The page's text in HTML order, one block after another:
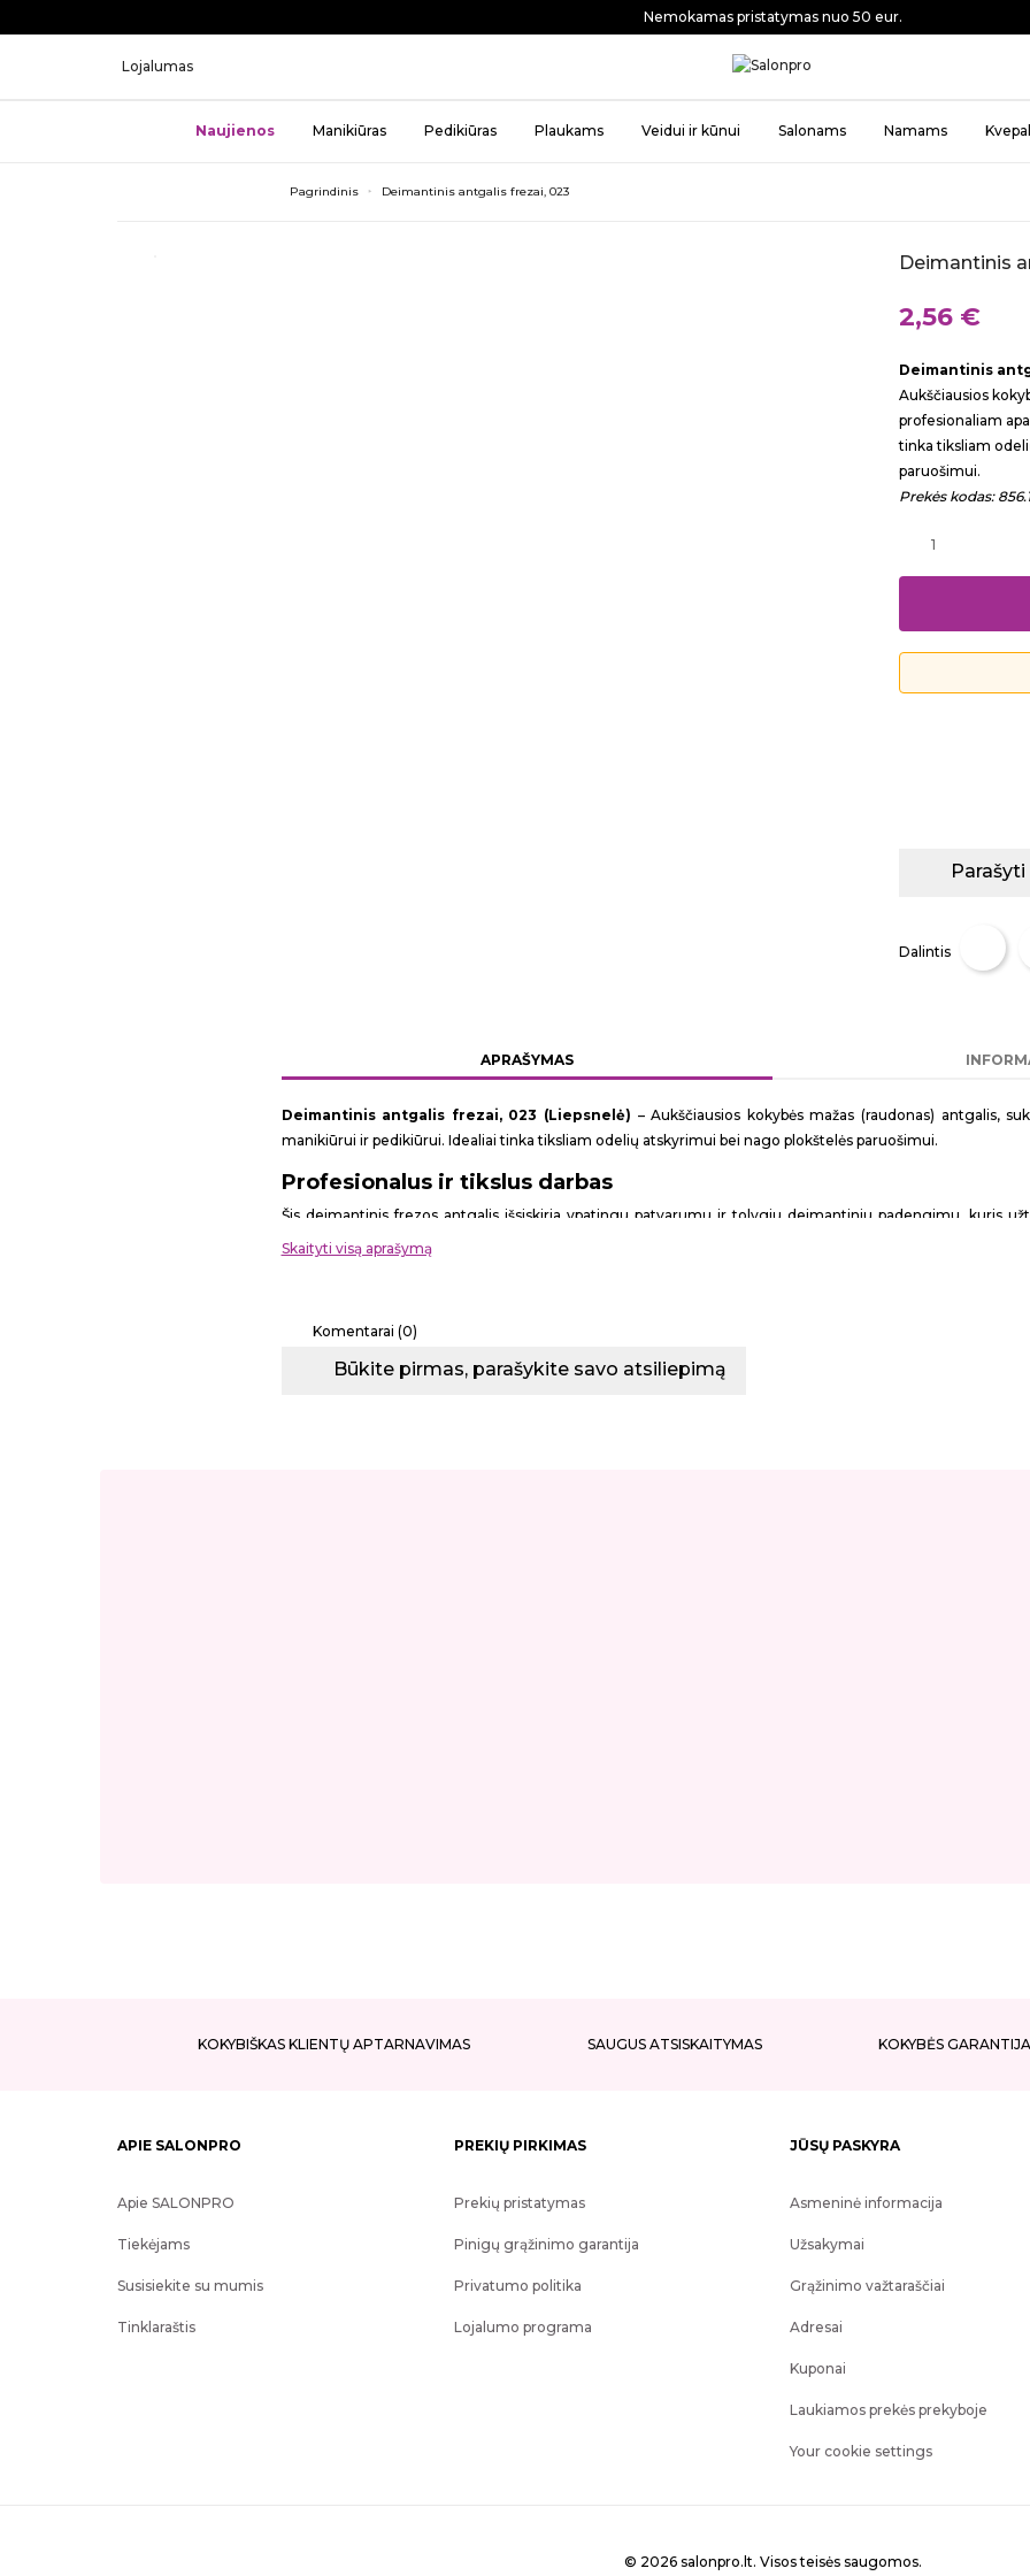
Nemokamas pristatymas nuo 50 eur.
Lojalumas
Naujienos Manikiūras Pedikiūras Plaukams Veidui ir kūnui Salonams Namams
Pagrindinis Deimantinis antgalis frezai, 023
Deimantinis
2,56 €
Deimantinis
Aukščiausios
profesionaliam
tinka tiksliam
paruošimui.
Prekės kodas:
Dalintis
APRAŠYMAS
Deimantinis antgalis frezai, 023 (Liepsnelė) – Aukščiausios kokybės mažas (raudonas) antgalis,
manikiūrui ir pedikiūrui. Idealiai tinka tiksliam odelių atskyrimui bei nago plokštelės paruošimui.
Profesionalus ir tikslus darbas
Šis deimantinis frezos antgalis išsiskiria ypatingu patvarumu ir tolygiu deimantiniu padengimu, kuris
nepažeidžiant natūralaus nago. Dėl preciziškai sukurtos liepsnelė formos, su juo lengva ir saugu prieiti
sterilizatoriuose ar autoklavuose.
Techninės specifikacijos
Skaityti visą aprašymą
Komentarai (0)
Būkite pirmas, parašykite savo atsiliepimą
KOKYBIŠKAS KLIENTŲ APTARNAVIMAS SAUGUS ATSISKAITYMAS KOKYBĖS GARANTIJA
APIE SALONPRO
Apie SALONPRO
Tiekėjams
Susisiekite su mumis
Tinklaraštis
PREKIŲ PIRKIMAS
Prekių pristatymas
Pinigų grąžinimo garantija
Privatumo politika
Lojalumo programa
JŪSŲ PASKYRA
Asmeninė informacija
Užsakymai
Grąžinimo važtaraščiai
Adresai
Kuponai
Laukiamos prekės prekyboje
Your cookie settings
© 2026 salonpro.lt. Visos teisės saugomos.